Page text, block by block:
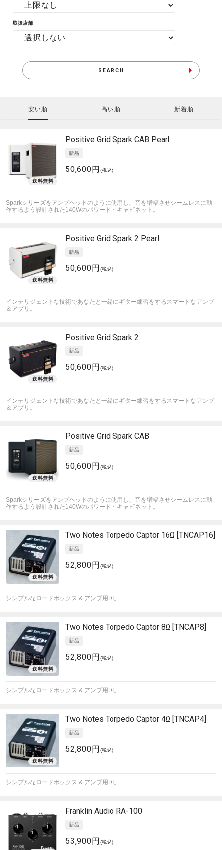
取扱店舗
SEARCH
安い順 高い順 新着順
Positive Grid Spark CAB Pearl
50,600円 (税込)
Sparkシリーズをアンプヘッドのように使用し、音を増幅させシームレスに動
作するよう設計された140Wのパワード・キャビネット。
Positive Grid Spark 2 Pearl
50,600円 (税込)
インテリジェントな技術であなたと一緒にギター練習をするスマートなアンプ
＆アプリ。
Positive Grid Spark 2
50,600円 (税込)
インテリジェントな技術であなたと一緒にギター練習をするスマートなアンプ
＆アプリ。
Positive Grid Spark CAB
50,600円 (税込)
Sparkシリーズをアンプヘッドのように使用し、音を増幅させシームレスに動
作するよう設計された140Wのパワード・キャビネット。
Two Notes Torpedo Captor 16Ω [TNCAP16]
52,800円 (税込)
シンプルなロードボックス & アンプ用DI。
Two Notes Torpedo Captor 8Ω [TNCAP8]
52,800円 (税込)
シンプルなロードボックス & アンプ用DI。
Two Notes Torpedo Captor 4Ω [TNCAP4]
52,800円 (税込)
シンプルなロードボックス & アンプ用DI。
Franklin Audio RA-100
53,900円 (税込)